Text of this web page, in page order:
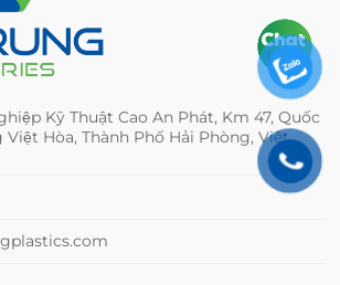
Kỹ Thuật Cao An Phát, Km 47, Quốc
Việt Hòa, Thành Phố Hải Phòng, Việt